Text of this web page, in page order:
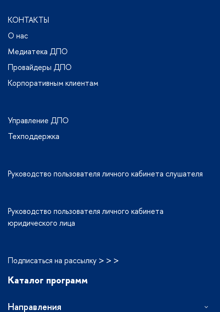
КОНТАКТЫ
О нас
Медиатека ДПО
Провайдеры ДПО
Корпоративным клиентам
Управление ДПО
Техподдержка
Руководство пользователя личного кабинета слушателя
Руководство пользователя личного кабинета
юридического лица
Подписаться на рассылку > > >
Каталог программ
Направления